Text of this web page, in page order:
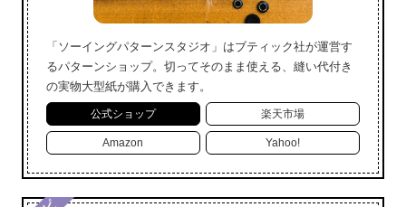
「ソーイングパターンスタジオ」はブティック社が運営す
るパターンショップ。切ってそのまま使える、縫い代付き
の実物大型紙が購入できます。
公式ショップ 楽天市場
Amazon Yahoo!